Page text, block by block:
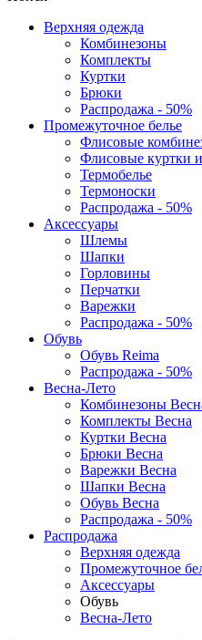
Верхняя одежда
Комбинезоны
Комплекты
Куртки
Брюки
Распродажа - 50%
Промежуточное белье
Флисовые
Флисовые куртки
Термобелье
Термоноски
Распродажа - 50%
Аксессуары
Шлемы
Шапки
Горловины
Перчатки
Варежки
Распродажа - 50%
Обувь
Обувь Reima
Распродажа - 50%
Весна-Лето
Комбинезоны
Комплекты Весна
Куртки Весна
Брюки Весна
Варежки Весна
Шапки Весна
Обувь Весна
Распродажа - 50%
Распродажа
Верхняя одежда
Промежуточное
Аксессуары
Обувь
Весна-Лето